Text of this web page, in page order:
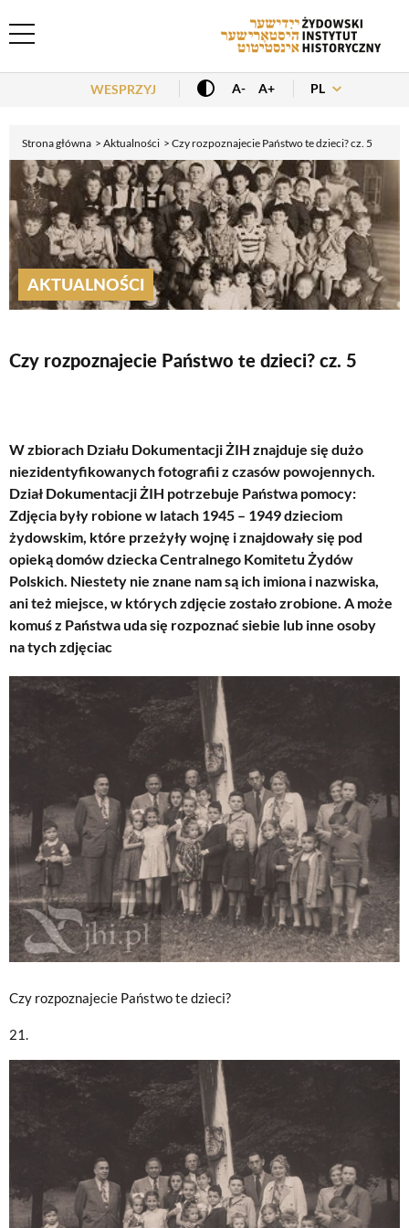
Header Menu
WESPRZYJ A- A+ PL
Strona główna Aktualności Czy rozpoznajecie Państwo te dzieci? cz. 5
AKTUALNOŚCI
Czy rozpoznajecie Państwo te dzieci? cz. 5
W zbiorach Działu Dokumentacji ŻIH znajduje się dużo
niezidentyfikowanych fotografii z czasów powojennych.
Dział Dokumentacji ŻIH potrzebuje Państwa pomocy:
Zdjęcia były robione w latach 1945 – 1949 dzieciom
żydowskim, które przeżyły wojnę i znajdowały się pod
opieką domów dziecka Centralnego Komitetu Żydów
Polskich. Niestety nie znane nam są ich imiona i nazwiska,
ani też miejsce, w których zdjęcie zostało zrobione. A może
komuś z Państwa uda się rozpoznać siebie lub inne osoby
na tych zdjęciac
Czy rozpoznajecie Państwo te dzieci?
21.